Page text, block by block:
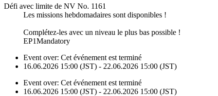
Défi avec limite de NV No. 1161
Les missions hebdomadaires sont disponibles !
Complétez-les avec un niveau le plus bas possible !
EP1Mandatory
Event over: Cet événement est terminé
16.06.2026 15:00 (JST) - 22.06.2026 15:00 (JST)
Event over: Cet événement est terminé
16.06.2026 15:00 (JST) - 22.06.2026 15:00 (JST)